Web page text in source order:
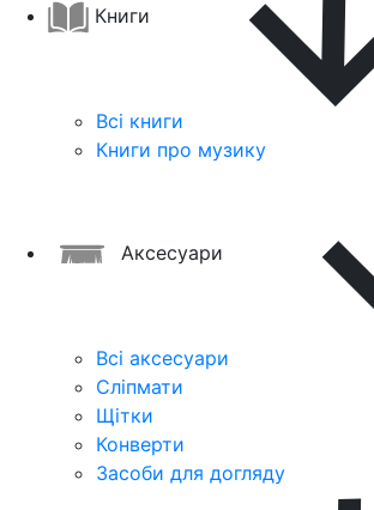
Книги
Всі книги
Книги про музику
Аксесуари
Всі аксесуари
Сліпмати
Щітки
Конверти
Засоби для догляду